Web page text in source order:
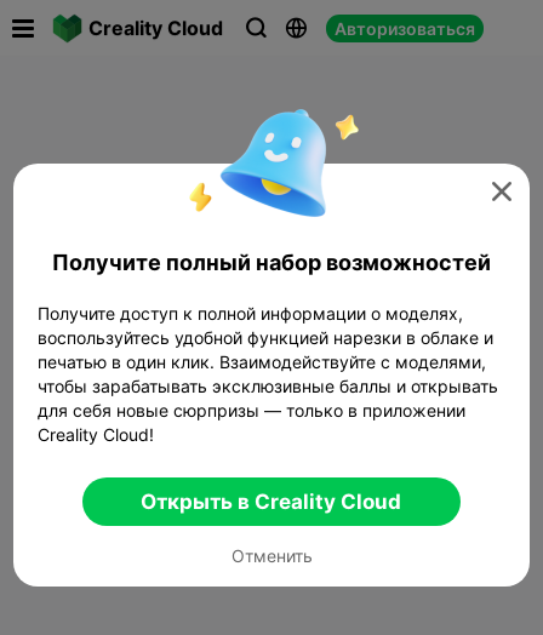
Creality Cloud   Авторизоваться

Получите полный набор возможностей
Получите доступ к полной информации о моделях,
воспользуйтесь удобной функцией нарезки в облаке и
печатью в один клик. Взаимодействуйте с моделями,
чтобы зарабатывать эксклюзивные баллы и открывать
для себя новые сюрпризы — только в приложении
Creality Cloud!
Открыть в Creality Cloud
Отменить